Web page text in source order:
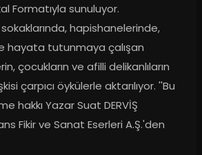
Formatıyla sunuluyor.
hapishanelerinde,
hayata tutunmaya çalışan
çocukların ve afilli delikanlıların
çarpıcı öykülerle aktarılıyor. ''Bu
hakkı Yazar Suat DERVİŞ
Fikir ve Sanat Eserleri A.Ş.'den